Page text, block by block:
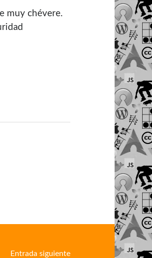
muy chévere.
Entrada siguiente